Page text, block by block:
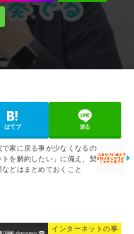
はてブ 送る
で家に戻る事が少なくなるの
トを解約したい」に備え、契
などはまとめておくこと
インターネットの事